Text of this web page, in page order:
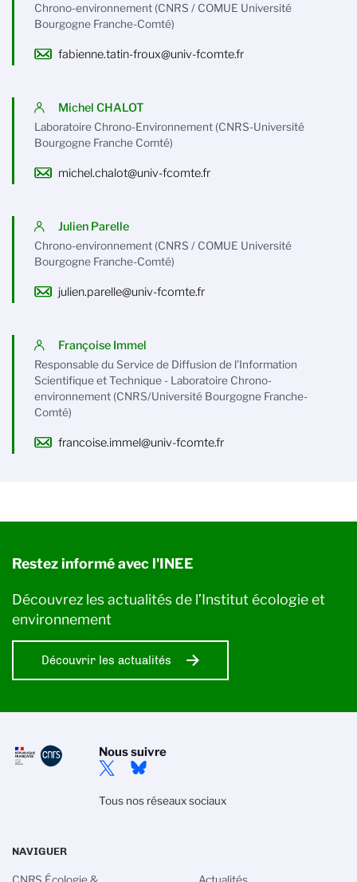
Chrono-environnement (CNRS / COMUE Université
Bourgogne Franche-Comté)
fabienne.tatin-froux@univ-fcomte.fr
Michel CHALOT
Laboratoire Chrono-Environnement (CNRS-Université
Bourgogne Franche Comté)
michel.chalot@univ-fcomte.fr
Julien Parelle
Chrono-environnement (CNRS / COMUE Université
Bourgogne Franche-Comté)
julien.parelle@univ-fcomte.fr
Françoise Immel
Responsable du Service de Diffusion de l’Information
Scientifique et Technique - Laboratoire Chrono-
environnement (CNRS/Université Bourgogne Franche-
Comté)
francoise.immel@univ-fcomte.fr
Restez informé avec l'INEE
Découvrez les actualités de l’Institut écologie et
environnement
Découvrir les actualités
Nous suivre
Tous nos réseaux sociaux
NAVIGUER